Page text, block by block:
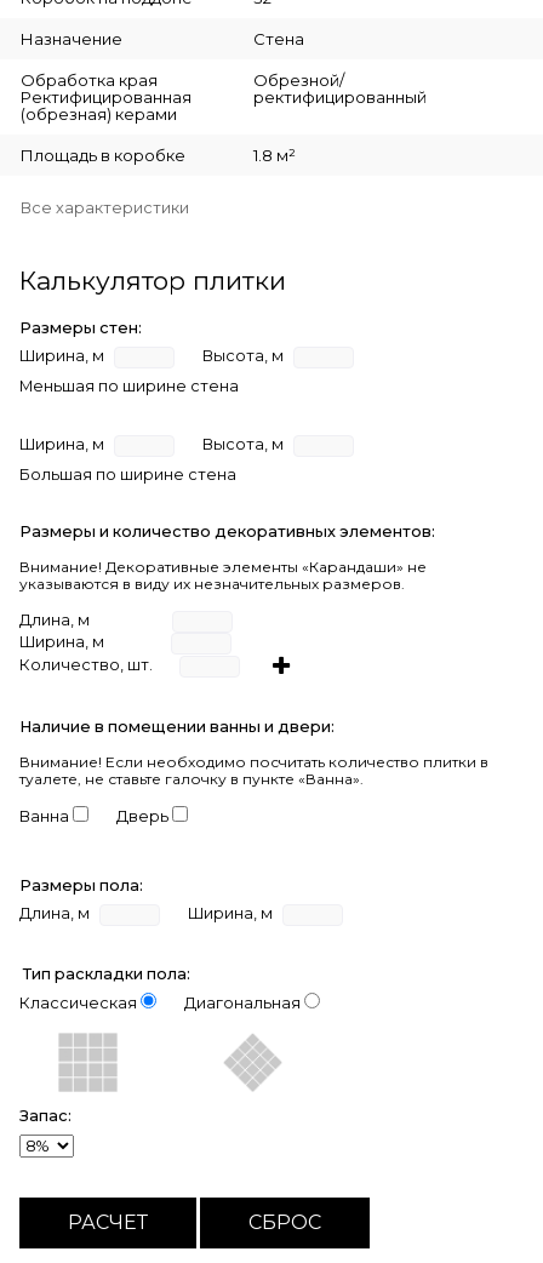
Назначение Стена
Обработка края
Ректифицированная
(обрезная) керами
Обрезной/
ректифицированный
Площадь в коробке 1.8 м²
Все характеристики
Калькулятор плитки
Размеры стен:
Ширина, м
Высота, м
Меньшая по ширине стена
Ширина, м
Высота, м
Большая по ширине стена
Размеры и количество декоративных элементов:
Внимание! Декоративные элементы «Карандаши» не
указываются в виду их незначительных размеров.
Длина, м
Ширина, м
Количество, шт.
Наличие в помещении ванны и двери:
Внимание! Если необходимо посчитать количество плитки в
туалете, не ставьте галочку в пункте «Ванна».
Ванна Дверь
Размеры пола:
Длина, м
Ширина, м
Тип раскладки пола:
Классическая
Диагональная
Запас: